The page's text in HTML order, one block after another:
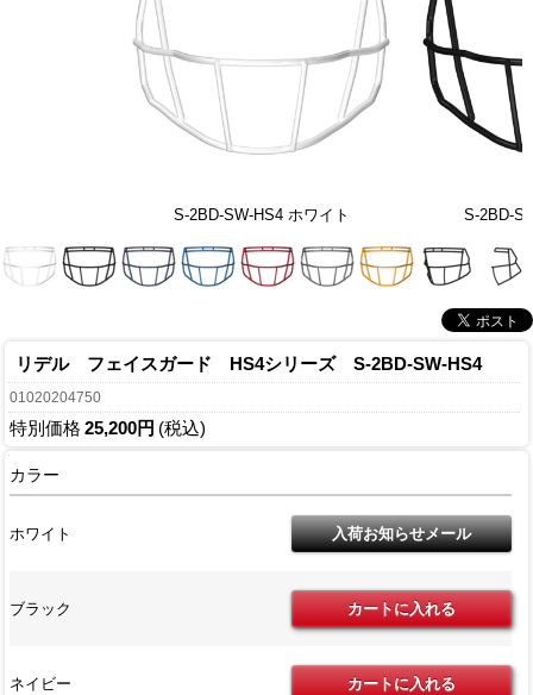
S-2BD-SW-HS4 ホワイト S-2BD-
リデル フェイスガード HS4シリーズ S-2BD-SW-HS4
01020204750
特別価格 25,200円 (税込)
カラー
ホワイト
ブラック
ネイビー